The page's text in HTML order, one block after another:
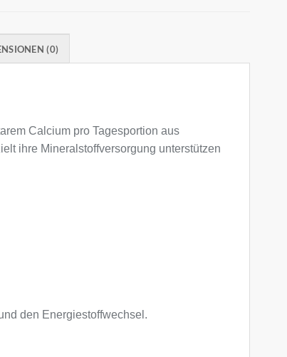
(0)
Calcium pro Tagesportion aus
ihre Mineralstoffversorgung unterstützen
den Energiestoffwechsel.